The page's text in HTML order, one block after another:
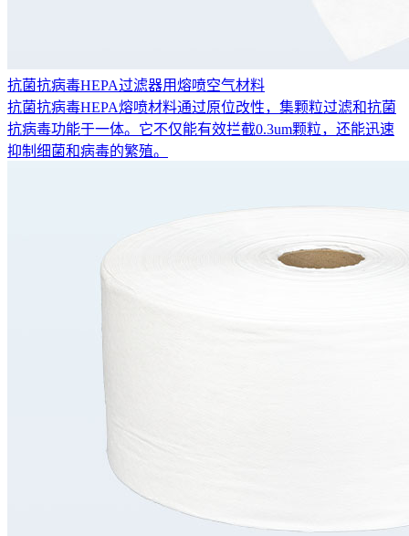
抗菌抗病毒HEPA过滤器用熔喷空气材料
抗菌抗病毒HEPA熔喷材料通过原位改性，集颗粒过滤和抗菌
抗病毒功能于一体。它不仅能有效拦截0.3um颗粒，还能迅速
抑制细菌和病毒的繁殖。